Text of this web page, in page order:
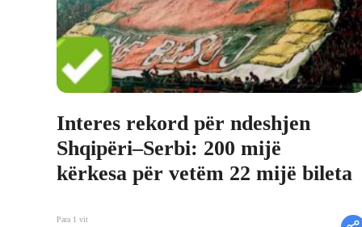
Interes rekord për ndeshjen
Shqipëri–Serbi: 200 mijë
kërkesa për vetëm 22 mijë bileta
Para 1 vit